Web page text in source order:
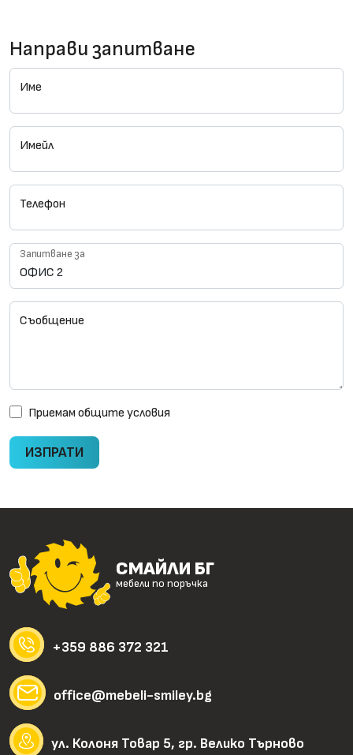
Направи запитване
Име
Имейл
Телефон
Запитване за
Съобщение
Приемам общите условия
ИЗПРАТИ
СМАЙЛИ БГ
мебели по поръчка
+359 886 372 321
office@mebeli-smiley.bg
ул. Колоня Товар 5, гр. Велико Търново